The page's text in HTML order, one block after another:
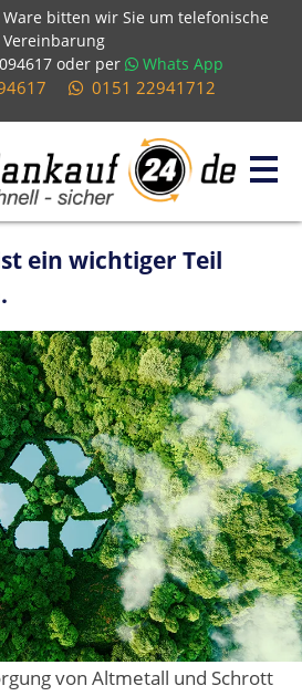
bitten wir Sie um telefonische
Vereinbarung
oder per Whats App
0151 22941712
ein wichtiger Teil
von Altmetall und Schrott